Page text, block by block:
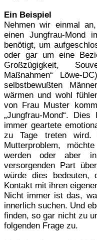
Ein Beispiel
Nehmen wir einmal
einen Jungfrau-Mond
benötigt, um
oder gar um eine
Großzügigkeit,
Maßnahmen“ Löwe-
selbstbewußten
wärmen und wohl
von Frau Muster
„Jungfrau-Mond“.
immer geartete
zu Tage treten wird.
Mutterproblem,
werden oder aber
versorgenden Part
würde dies
Kontakt mit ihren
Nicht immer ist das,
innerlich suchen. Und
finden, so gar nicht zu
folgenden Frage zu.